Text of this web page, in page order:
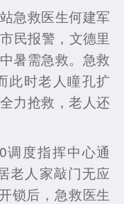
急救医生何建军
民报警，文德里
暑需急救。急救
此时老人瞳孔扩
力抢救，老人还
度指挥中心通
老人家敲门无应
锁后，急救医生